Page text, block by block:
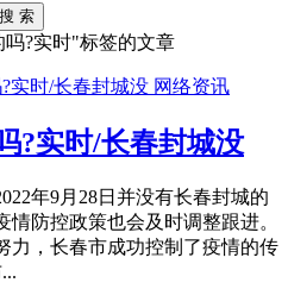
搜 索
?实时"标签的文章
网络资讯
?实时/长春封城没
年9月28日并没有长春封城的
防控政策也会及时调整跟进。
力，长春市成功控制了疫情的传